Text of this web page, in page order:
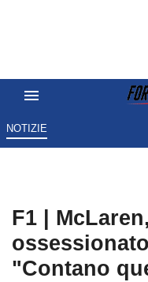
NOTIZIE
F1 |
"Contano